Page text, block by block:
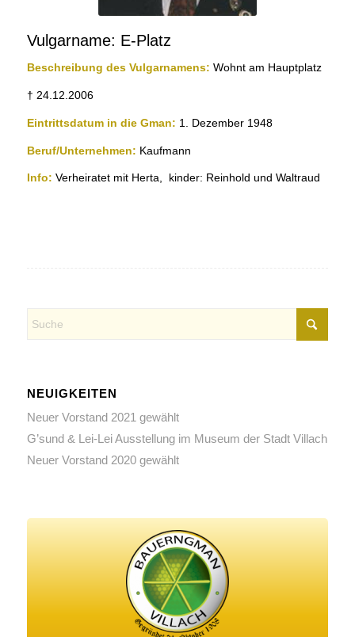
Vulgarname: E-Platz
Beschreibung des Vulgarnamens: Wohnt am Hauptplatz
† 24.12.2006
Eintrittsdatum in die Gman: 1. Dezember 1948
Beruf/Unternehmen: Kaufmann
Info: Verheiratet mit Herta, kinder: Reinhold und Waltraud
NEUIGKEITEN
Neuer Vorstand 2021 gewählt
G’sund & Lei-Lei Ausstellung im Museum der Stadt Villach
Neuer Vorstand 2020 gewählt